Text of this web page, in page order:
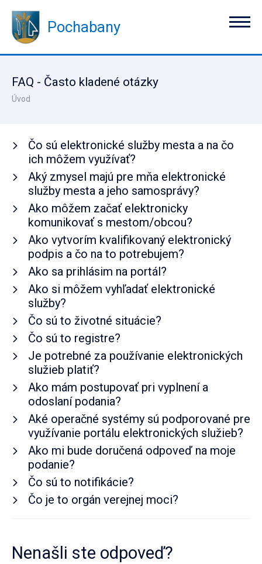
Pochabany
FAQ - Často kladené otázky
Úvod
Čo sú elektronické služby mesta a na čo
ich môžem využívať?
Aký zmysel majú pre mňa elektronické
služby mesta a jeho samosprávy?
Ako môžem začať elektronicky
komunikovať s mestom/obcou?
Ako vytvorím kvalifikovaný elektronický
podpis a čo na to potrebujem?
Ako sa prihlásim na portál?
Ako si môžem vyhľadať elektronické
služby?
Čo sú to životné situácie?
Čo sú to registre?
Je potrebné za používanie elektronických
služieb platiť?
Ako mám postupovať pri vyplnení a
odoslaní podania?
Aké operačné systémy sú podporované pre
využívanie portálu elektronických služieb?
Ako mi bude doručená odpoveď na moje
podanie?
Čo sú to notifikácie?
Čo je to orgán verejnej moci?
Nenašli ste odpoveď?